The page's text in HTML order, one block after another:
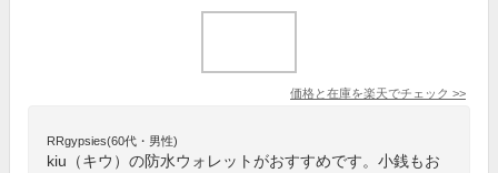
価格と在庫を楽天でチェック >>
RRgypsies(60代・男性)
kiu（キウ）の防水ウォレットがおすすめです。小銭もお